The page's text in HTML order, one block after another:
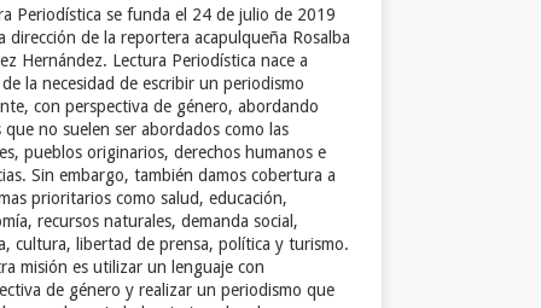
Periodística se funda el 24 de julio de 2019
dirección de la reportera acapulqueña Rosalba
Hernández. Lectura Periodística nace a
la necesidad de escribir un periodismo
con perspectiva de género, abordando
que no suelen ser abordados como las
pueblos originarios, derechos humanos e
Sin embargo, también damos cobertura a
prioritarios como salud, educación,
recursos naturales, demanda social,
cultura, libertad de prensa, política y turismo.
misión es utilizar un lenguaje con
de género y realizar un periodismo que